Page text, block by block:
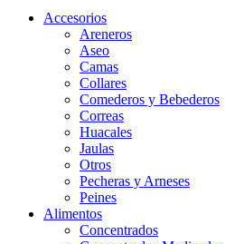
Accesorios
Areneros
Aseo
Camas
Collares
Comederos y Bebederos
Correas
Huacales
Jaulas
Otros
Pecheras y Arneses
Peines
Alimentos
Concentrados